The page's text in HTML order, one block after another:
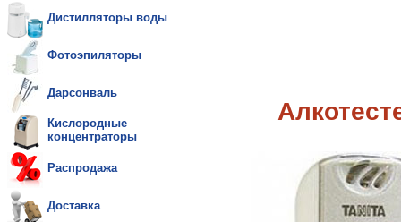
Дистилляторы воды
Фотоэпиляторы
Дарсонваль
Кислородные
концентраторы
Распродажа
Доставка